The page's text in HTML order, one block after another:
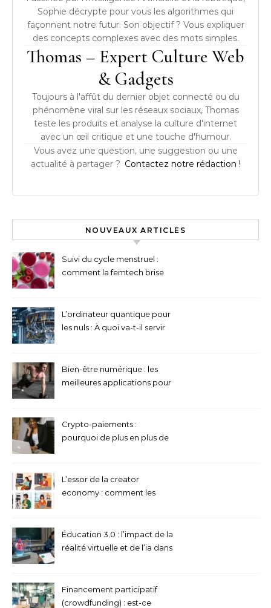
Sophie décrypte pour vous les algorithmes qui
façonnent notre futur. Son objectif ? Vous expliquer
des concepts complexes avec des mots simples.
Thomas – Expert Culture Web
& Gadgets
Toujours à l'affût du dernier objet connecté ou du
phénomène viral sur les réseaux sociaux, Thomas
teste les produits et analyse la culture d'internet
avec un œil critique et une touche d'humour.
Vous avez une question, une suggestion ou une
actualité à partager ? Contactez notre rédaction !
NOUVEAUX ARTICLES
Suivi du cycle menstruel :
comment la femtech brise
L’ordinateur quantique pour
les nuls : À quoi va-t-il servir
Bien-être numérique : les
meilleures applications pour
Crypto-paiements :
pourquoi de plus en plus de
L’essor de la creator
economy : comment les
Éducation 3.0 : l’impact de la
réalité virtuelle et de l’ia dans
Financement participatif
(crowdfunding) : est-ce